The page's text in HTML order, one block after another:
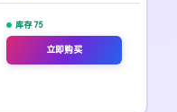
库存 75
立即购买